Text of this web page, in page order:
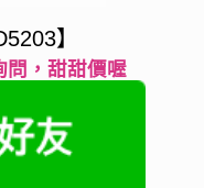
】
問，甜甜價喔